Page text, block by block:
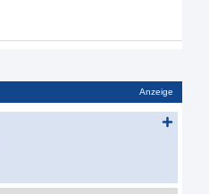
Anzeige